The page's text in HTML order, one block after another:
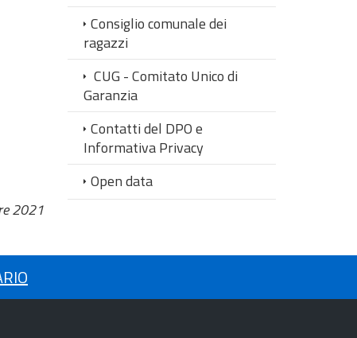
Consiglio comunale dei
ragazzi
CUG - Comitato Unico di
Garanzia
Contatti del DPO e
Informativa Privacy
Open data
2021